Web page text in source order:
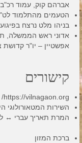
אברהם קוק, עמוד רכ"ב
הטעמים מהתלמוד
בניהו מלט נרצח
אדוני ראש הממשלה,
אפשטיין – יו"ר קדושת
קישורים
https://vilnagaon.org/
השירות המטאורולוגי
המרת תאריך עברי ↔
ברכת המזון